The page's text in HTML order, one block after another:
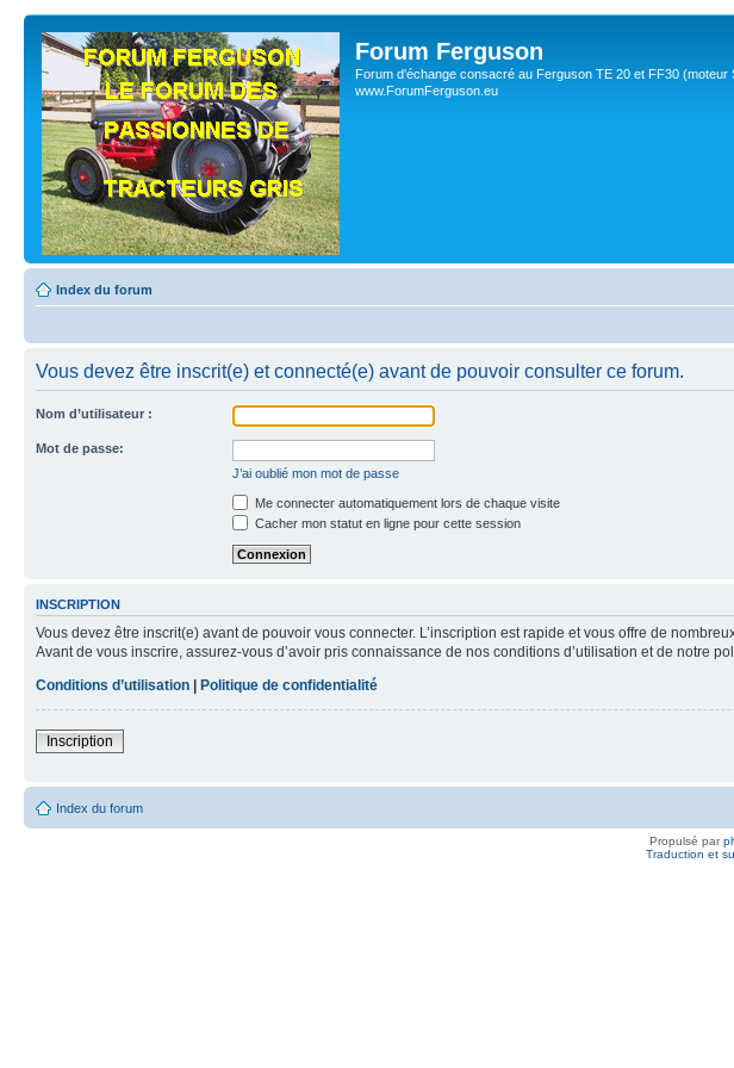
Forum Ferguson
Forum d'échange consacré au Ferguson TE 20 et FF30
www.ForumFerguson.eu
Index du forum
Vous devez être inscrit(e) et connecté(e) avant de pouvoir consulter ce forum.
Nom d’utilisateur :
Mot de passe:
J’ai oublié mon mot de passe
Me connecter automatiquement lors de chaque visite
Cacher mon statut en ligne pour cette session
INSCRIPTION
Vous devez être inscrit(e) avant de pouvoir vous connecter. L’inscription est rapide et vous offre de
Avant de vous inscrire, assurez-vous d’avoir pris connaissance de nos conditions d’utilisation et de notre
Conditions d’utilisation | Politique de confidentialité
Inscription
Index du forum
Propulsé par
Traduction et